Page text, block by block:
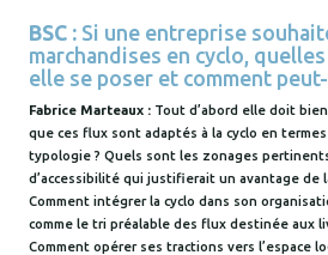
BSC : Si une entreprise
marchandises en cyclo,
elle se poser et comment
Fabrice Marteaux : Tout d’abord elle doit
que ces flux sont adaptés à la cyclo en
typologie ? Quels sont les zonages
d’accessibilité qui justifierait un avantage de
Comment intégrer la cyclo dans son
comme le tri préalable des flux destinée aux
Comment opérer ses tractions vers l’espace